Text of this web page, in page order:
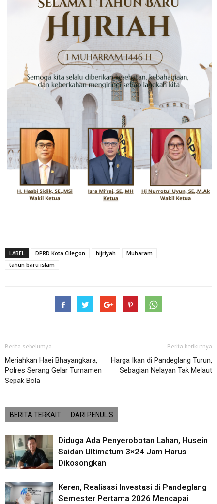
LABEL DPRD Kota Cilegon hijriyah
Muharam
tahun baru islam
Berita sebelumya
Meriahkan Haei Bhayangkara,
Polres Serang Gelar Turnamen
Sepak Bola
Berita berikutnya
Harga Ikan di Pandeglang Turun,
Sebagian Nelayan Tak Melaut
BERITA TERKAIT DARI PENULIS
Diduga Ada Penyerobotan Lahan, Husein
Saidan Ultimatum 3×24 Jam Harus
Dikosongkan
Keren, Realisasi Investasi di Pandeglang
Semester Pertama 2026 Mencapai